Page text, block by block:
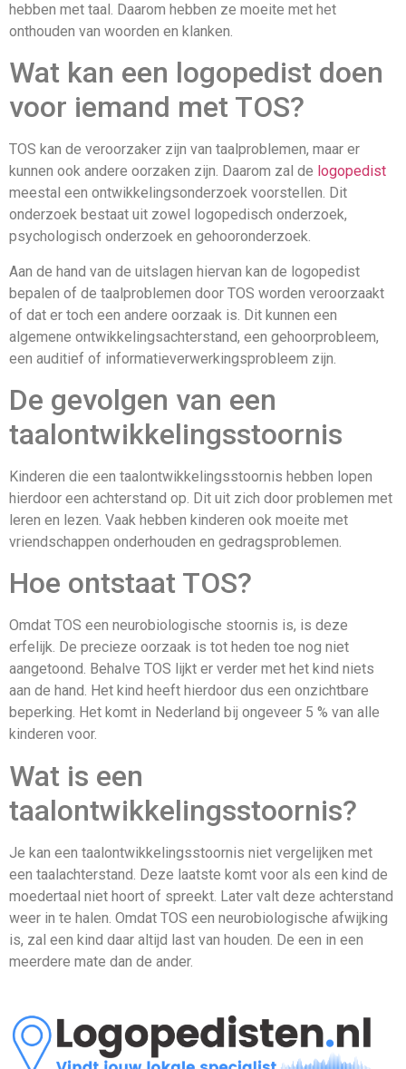
hebben met taal. Daarom hebben ze moeite met het
onthouden van woorden en klanken.
Wat kan een logopedist doen
voor iemand met TOS?
TOS kan de veroorzaker zijn van taalproblemen, maar er
kunnen ook andere oorzaken zijn. Daarom zal de logopedist
meestal een ontwikkelingsonderzoek voorstellen. Dit
onderzoek bestaat uit zowel logopedisch onderzoek,
psychologisch onderzoek en gehooronderzoek.
Aan de hand van de uitslagen hiervan kan de logopedist
bepalen of de taalproblemen door TOS worden veroorzaakt
of dat er toch een andere oorzaak is. Dit kunnen een
algemene ontwikkelingsachterstand, een gehoorprobleem,
een auditief of informatieverwerkingsprobleem zijn.
De gevolgen van een
taalontwikkelingsstoornis
Kinderen die een taalontwikkelingsstoornis hebben lopen
hierdoor een achterstand op. Dit uit zich door problemen met
leren en lezen. Vaak hebben kinderen ook moeite met
vriendschappen onderhouden en gedragsproblemen.
Hoe ontstaat TOS?
Omdat TOS een neurobiologische stoornis is, is deze
erfelijk. De precieze oorzaak is tot heden toe nog niet
aangetoond. Behalve TOS lijkt er verder met het kind niets
aan de hand. Het kind heeft hierdoor dus een onzichtbare
beperking. Het komt in Nederland bij ongeveer 5 % van alle
kinderen voor.
Wat is een
taalontwikkelingsstoornis?
Je kan een taalontwikkelingsstoornis niet vergelijken met
een taalachterstand. Deze laatste komt voor als een kind de
moedertaal niet hoort of spreekt. Later valt deze achterstand
weer in te halen. Omdat TOS een neurobiologische afwijking
is, zal een kind daar altijd last van houden. De een in een
meerdere mate dan de ander.